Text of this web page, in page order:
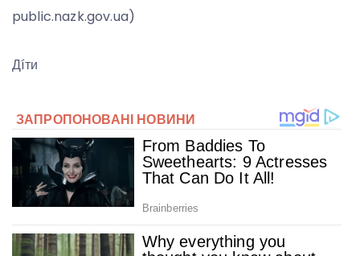
public.nazk.gov.ua)
Дíти